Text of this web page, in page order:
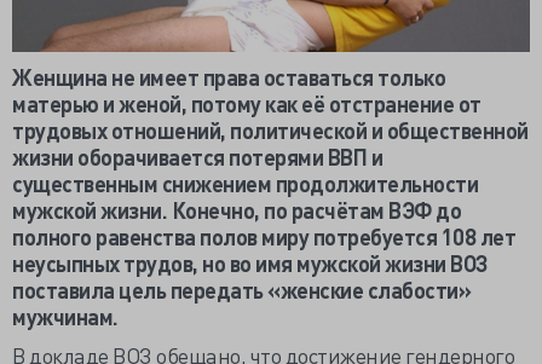
Женщина не имеет права оставаться только
матерью и женой, потому как её отстранение от
трудовых отношений, политической и общественной
жизни оборачивается потерями ВВП и
существенным снижением продолжительности
мужской жизни. Конечно, по расчётам ВЭФ до
полного равенства полов миру потребуется 108 лет
неусыпных трудов, но во имя мужской жизни ВОЗ
поставила цель передать «женские слабости»
мужчинам.
В докладе ВОЗ обещано, что достижение гендерного